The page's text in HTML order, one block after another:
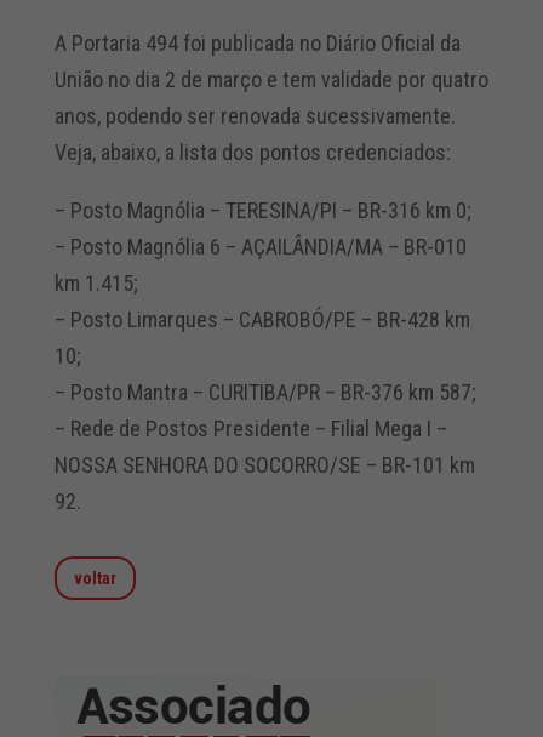
A Portaria 494 foi publicada no Diário Oficial da
União no dia 2 de março e tem validade por quatro
anos, podendo ser renovada sucessivamente.
Veja, abaixo, a lista dos pontos credenciados:
– Posto Magnólia – TERESINA/PI – BR-316 km 0;
– Posto Magnólia 6 – AÇAILÂNDIA/MA – BR-010
km 1.415;
– Posto Limarques – CABROBÓ/PE – BR-428 km
10;
– Posto Mantra – CURITIBA/PR – BR-376 km 587;
– Rede de Postos Presidente – Filial Mega I –
NOSSA SENHORA DO SOCORRO/SE – BR-101 km
92.
voltar